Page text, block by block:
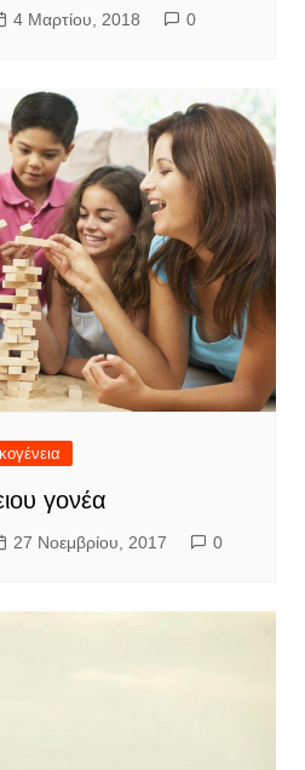
4 Μαρτίου, 2018 0
γονέα
27 Νοεμβρίου, 2017 0